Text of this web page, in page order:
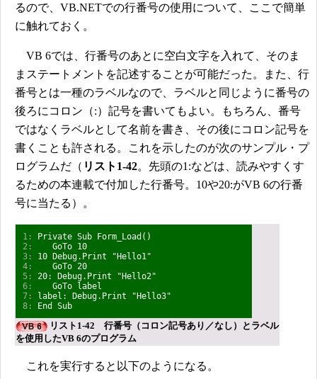
るので、VB.NETでの行番号の使用について、ここで簡単
に触れておく。
VB 6では、行番号のあとに空白文字を入れて、そのま
まステートメントを記述することが可能だった。また、行
番号とは一種のラベルなので、ラベルと同じように番号の
後ろにコロン（:）記号を書いてもよい。もちろん、番号
ではなくラベルとして名前を書き、その後にコロン記号を
書くことも許される。これを示したのが次のサンプル・プ
ログラムだ（ リスト1-42。先頭の1:などは、読みやすくす
るための本連載で付加した行番号。10や20:がVB 6の行番
号に当たる）。
1: Private Sub Form_Load()
2:
GoTo 10
3: 10 Debug.Print "Hello1"
4:
GoTo 20
5: 20: Debug.Print "Hello2"
6:
GoTo label
7: label: Debug.Print "Hello3"
8: End Sub
リスト1-42 行番号（コロン記号あり／なし）とラベル
を使用したVB 6のプログラム
これを実行すると以下のようになる。